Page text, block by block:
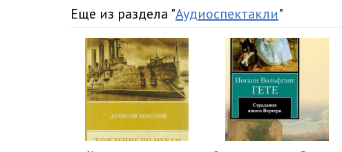
Еще из раздела "Аудиоспектакли"